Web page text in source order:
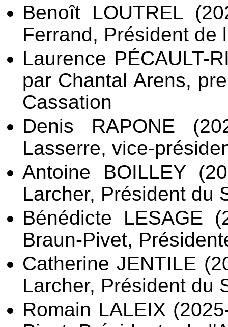
Benoît LOUTREL
Ferrand, Président de
Laurence PÉCAULT-
par Chantal Arens,
Cassation
Denis RAPONE
Lasserre, vice-
Antoine BOILLEY
Larcher, Président du
Bénédicte LESAGE
Braun-Pivet,
Catherine JENTILE
Larcher, Président du
Romain LALEIX